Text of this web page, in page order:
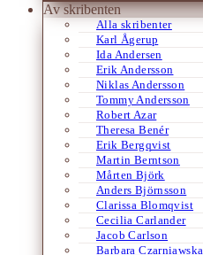
Av skribenten
Alla skribenter
Karl Ågerup
Ida Andersen
Erik Andersson
Niklas Andersson
Tommy Andersson
Robert Azar
Theresa Benér
Erik Bergqvist
Martin Berntson
Mårten Björk
Anders Björnsson
Clarissa Blomqvist
Cecilia Carlander
Jacob Carlson
Barbara Czarniawska